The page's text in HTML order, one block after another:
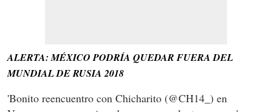
ALERTA: MÉXICO PODRÍA QUEDAR FUERA DEL
MUNDIAL DE RUSIA 2018
'Bonito reencuentro con Chicharito (@CH14_) en